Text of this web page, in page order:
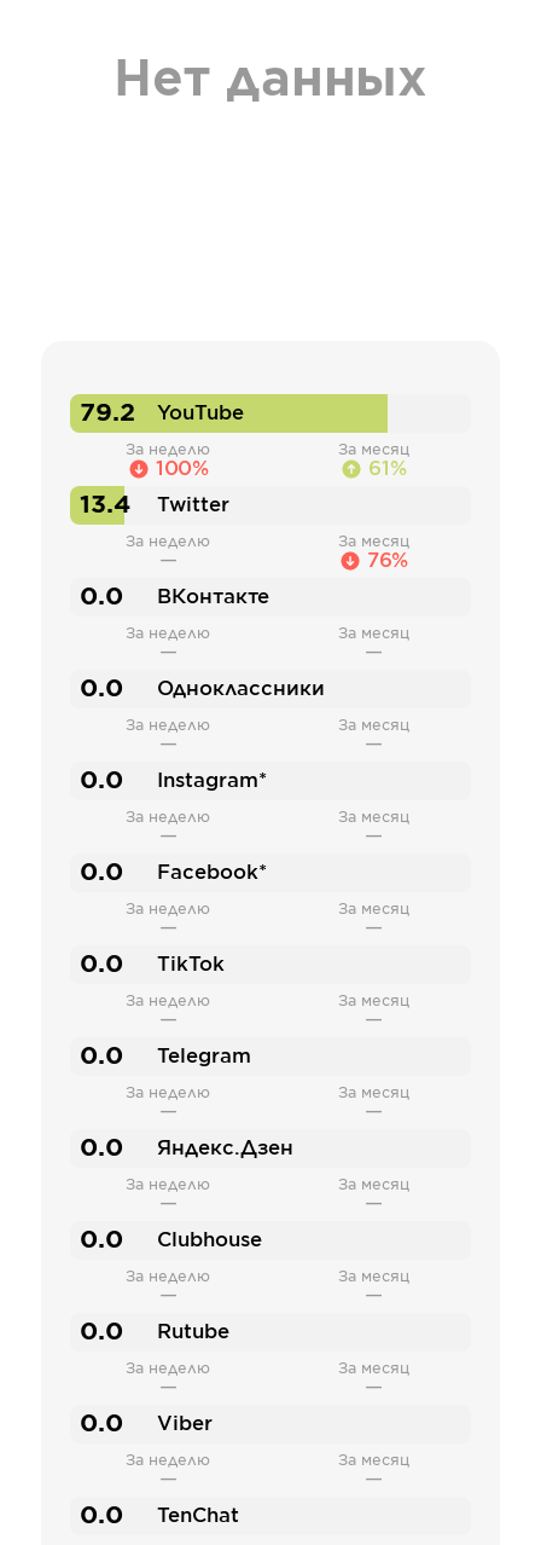
Нет данных
79.2 YouTube
За неделю
100%
За месяц
61%
13.4 Twitter
За неделю
—
За месяц
76%
0.0 ВКонтакте
За неделю
—
За месяц
—
0.0 Одноклассники
За неделю
—
За месяц
—
0.0 Instagram*
За неделю
—
За месяц
—
0.0 Facebook*
За неделю
—
За месяц
—
0.0 TikTok
За неделю
—
За месяц
—
0.0 Telegram
За неделю
—
За месяц
—
0.0 Яндекс.Дзен
За неделю
—
За месяц
—
0.0 Clubhouse
За неделю
—
За месяц
—
0.0 Rutube
За неделю
—
За месяц
—
0.0 Viber
За неделю
—
За месяц
—
0.0 TenChat